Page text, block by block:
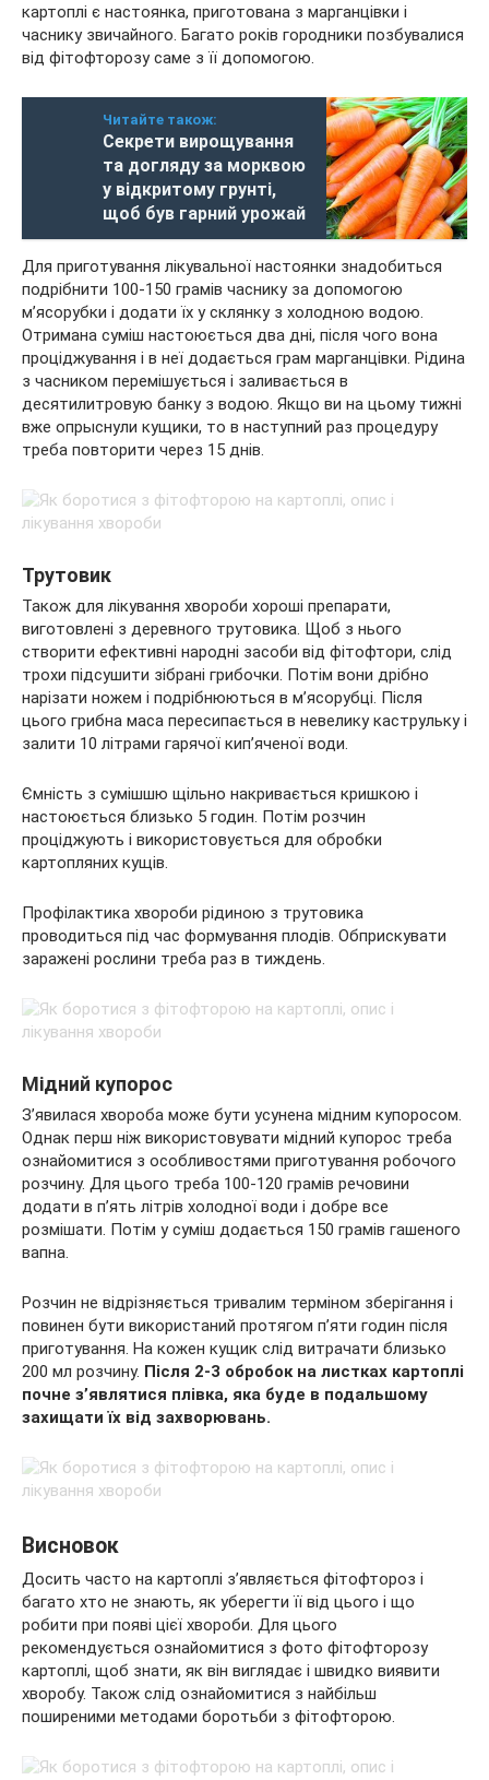
картоплі є настоянка, приготована з марганцівки і
часнику звичайного. Багато років городники позбувалися
від фітофторозу саме з її допомогою.
Читайте також:
Секрети вирощування
та догляду за морквою
у відкритому грунті,
щоб був гарний урожай
Для приготування лікувальної настоянки знадобиться
подрібнити 100-150 грамів часнику за допомогою
м’ясорубки і додати їх у склянку з холодною водою.
Отримана суміш настоюється два дні, після чого вона
проціджування і в неї додається грам марганцівки. Рідина
з часником перемішується і заливається в
десятилитровую банку з водою. Якщо ви на цьому тижні
вже опрыснули кущики, то в наступний раз процедуру
треба повторити через 15 днів.
Трутовик
Також для лікування хвороби хороші препарати,
виготовлені з деревного трутовика. Щоб з нього
створити ефективні народні засоби від фітофтори, слід
трохи підсушити зібрані грибочки. Потім вони дрібно
нарізати ножем і подрібнюються в м’ясорубці. Після
цього грибна маса пересипається в невелику каструльку і
залити 10 літрами гарячої кип’яченої води.
Ємність з сумішшю щільно накривається кришкою і
настоюється близько 5 годин. Потім розчин
проціджують і використовується для обробки
картопляних кущів.
Профілактика хвороби рідиною з трутовика
проводиться під час формування плодів. Обприскувати
заражені рослини треба раз в тиждень.
Мідний купорос
З’явилася хвороба може бути усунена мідним купоросом.
Однак перш ніж використовувати мідний купорос треба
ознайомитися з особливостями приготування робочого
розчину. Для цього треба 100-120 грамів речовини
додати в п’ять літрів холодної води і добре все
розмішати. Потім у суміш додається 150 грамів гашеного
вапна.
Розчин не відрізняється тривалим терміном зберігання і
повинен бути використаний протягом п’яти годин після
приготування. На кожен кущик слід витрачати близько
200 мл розчину. Після 2-3 обробок на листках картоплі
почне з’являтися плівка, яка буде в подальшому
захищати їх від захворювань.
Висновок
Досить часто на картоплі з’являється фітофтороз і
багато хто не знають, як уберегти її від цього і що
робити при появі цієї хвороби. Для цього
рекомендується ознайомитися з фото фітофторозу
картоплі, щоб знати, як він виглядає і швидко виявити
хворобу. Також слід ознайомитися з найбільш
поширеними методами боротьби з фітофторою.